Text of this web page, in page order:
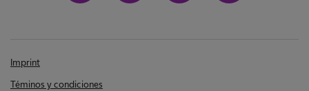
Imprint
Téminos y condiciones